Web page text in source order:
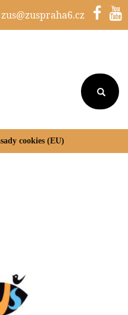
zus@zuspraha6.cz
cookies (EU)